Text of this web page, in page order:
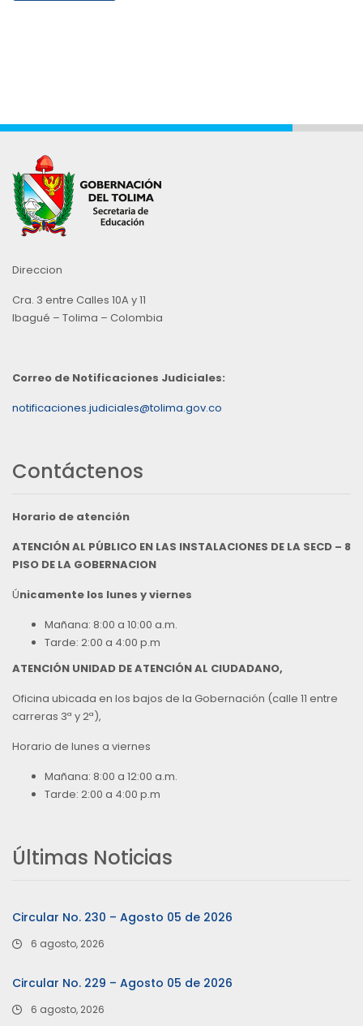
Direccion
Cra. 3 entre Calles 10A y 11
Ibagué – Tolima – Colombia
Correo de Notificaciones Judiciales:
notificaciones.judiciales@tolima.gov.co
Contáctenos
Horario de atención
ATENCIÓN AL PÚBLICO EN LAS INSTALACIONES DE LA SECD – 8
PISO DE LA GOBERNACION
Únicamente los lunes y viernes
Mañana: 8:00 a 10:00 a.m.
Tarde: 2:00 a 4:00 p.m
ATENCIÓN UNIDAD DE ATENCIÓN AL CIUDADANO,
Oficina ubicada en los bajos de la Gobernación (calle 11 entre
carreras 3ª y 2ª),
Horario de lunes a viernes
Mañana: 8:00 a 12:00 a.m.
Tarde: 2:00 a 4:00 p.m
Últimas Noticias
Circular No. 230 – Agosto 05 de 2026
6 agosto, 2026
Circular No. 229 – Agosto 05 de 2026
6 agosto, 2026